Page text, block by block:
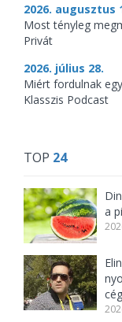
2026. augusztus
Most tényleg
Privát
2026. július 28.
Miért fordulnak
Klasszis Podcast
TOP 24
a